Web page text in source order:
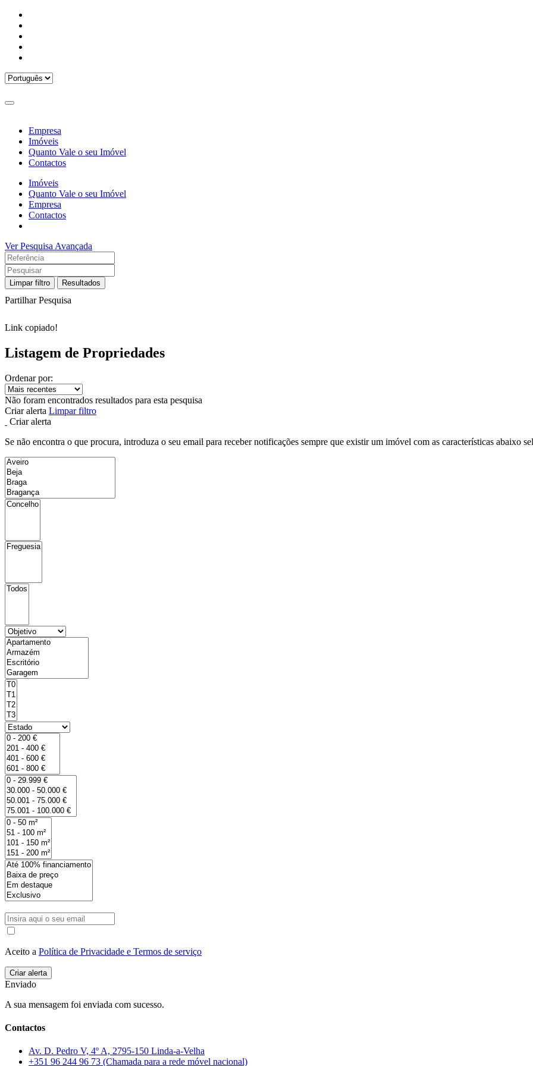
Empresa
Imóveis
Quanto Vale o seu Imóvel
Contactos
Imóveis
Quanto Vale o seu Imóvel
Empresa
Contactos
Ver Pesquisa Avançada
Limpar filtro Resultados
Partilhar Pesquisa
Link copiado!
Listagem de Propriedades
Ordenar por:
Não foram encontrados resultados para esta pesquisa
Criar alerta Limpar filtro
Criar alerta
Se não encontra o que procura, introduza o seu email para receber notificações sempre que existir um imóvel com as características abaixo
Aceito a Política de Privacidade e Termos de serviço
Enviado
A sua mensagem foi enviada com sucesso.
Contactos
Av. D. Pedro V, 4º A, 2795-150 Linda-a-Velha
+351 96 244 96 73 (Chamada para a rede móvel nacional)